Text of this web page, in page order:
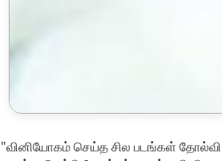
"வினியோகம் செய்த சில படங்கள்